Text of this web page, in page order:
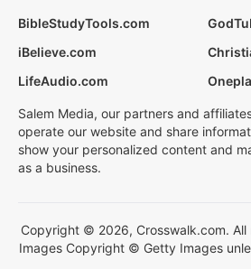
BibleStudyTools.com
iBelieve.com
LifeAudio.com
Salem Media, our partners and
operate our website and share
show your personalized content and
as a business.
Copyright © 2026, Crosswalk.com.
Images Copyright © Getty Images